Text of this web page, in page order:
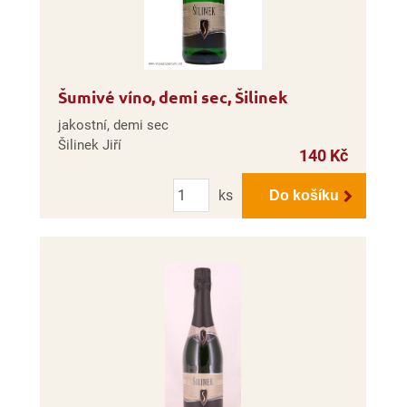
Šumivé víno, demi sec, Šilinek
jakostní, demi sec
Šilinek Jiří
140 Kč
Počet
ks
Do košíku